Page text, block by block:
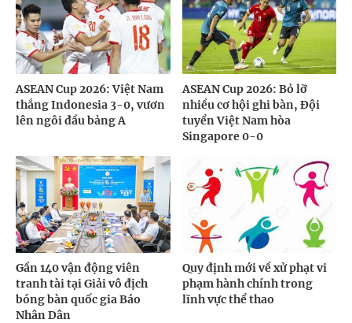
ASEAN Cup 2026: Việt Nam
thắng Indonesia 3-0, vươn
lên ngôi đầu bảng A
ASEAN Cup 2026: Bỏ lỡ
nhiều cơ hội ghi bàn, Đội
tuyển Việt Nam hòa
Singapore 0-0
Gần 140 vận động viên
tranh tài tại Giải vô địch
bóng bàn quốc gia Báo
Nhân Dân
Quy định mới về xử phạt vi
phạm hành chính trong
lĩnh vực thể thao